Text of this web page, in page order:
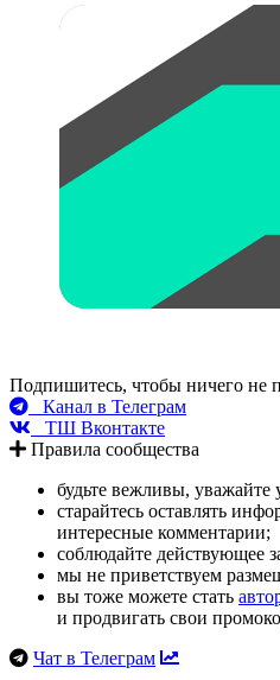
Подпишитесь, чтобы ничего не
Канал в Телеграм
ТШ Вконтакте
Правила сообщества
будьте вежливы, уважайте
старайтесь оставлять
интересные комментарии;
соблюдайте действующее
мы не приветствуем
вы тоже можете стать
и продвигать свои
Чат в Телеграм